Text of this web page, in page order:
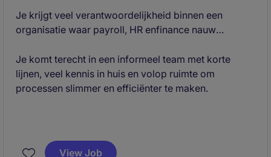
Je krijgt veel verantwoordelijkheid binnen een
organisatie waar payroll, HR enfinance nauw
resultaat oplevert.
Je komt terecht in een informeel team met korte
lijnen, veel kennis in huis en volop ruimte om
processen slimmer en efficiënter te maken.
View Job